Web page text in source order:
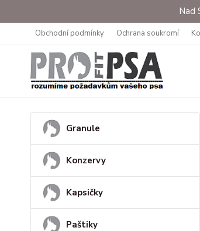
Nad
Obchodní podmínky Ochrana soukromí
Granule
Konzervy
Kapsičky
Paštiky